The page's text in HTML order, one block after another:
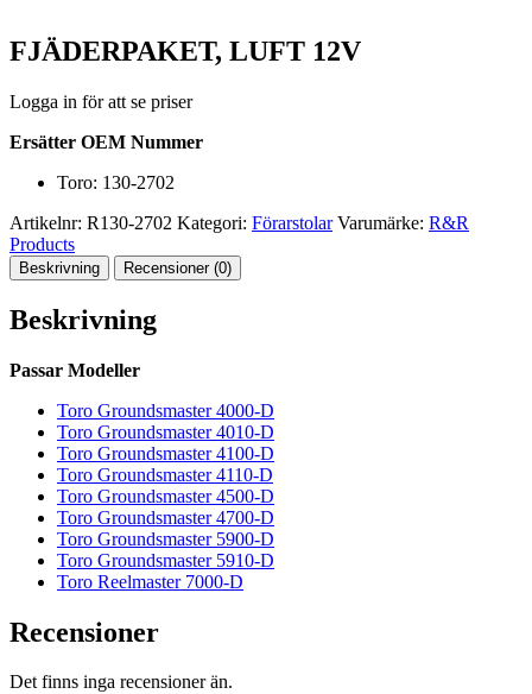
FJÄDERPAKET, LUFT 12V
Logga in för att se priser
Ersätter OEM Nummer
Toro: 130-2702
Artikelnr: R130-2702 Kategori: Förarstolar Varumärke: R&R
Products
Beskrivning Recensioner (0)
Beskrivning
Passar Modeller
Toro Groundsmaster 4000-D
Toro Groundsmaster 4010-D
Toro Groundsmaster 4100-D
Toro Groundsmaster 4110-D
Toro Groundsmaster 4500-D
Toro Groundsmaster 4700-D
Toro Groundsmaster 5900-D
Toro Groundsmaster 5910-D
Toro Reelmaster 7000-D
Recensioner
Det finns inga recensioner än.